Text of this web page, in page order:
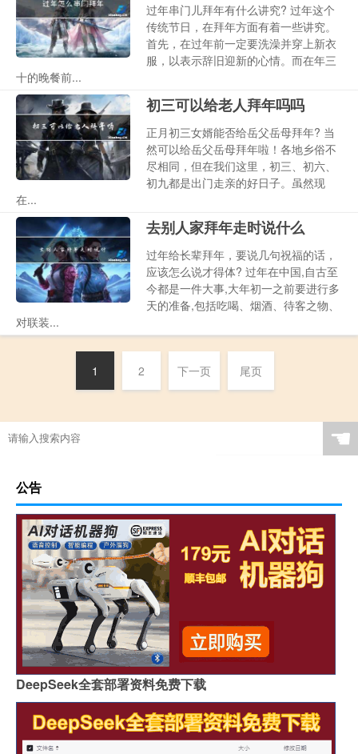
过年串门儿拜年有什么讲究? 过年这个
传统节日，在拜年方面有着一些讲究。
首先，在过年前一定要洗澡并穿上新衣
服，以表示辞旧迎新的心情。而在年三
十的晚餐前...
初三可以给老人拜年吗吗
正月初三女婿能否给岳父岳母拜年? 当
然可以给岳父岳母拜年啦！各地乡俗不
尽相同，但在我们这里，初三、初六、
初九都是出门走亲的好日子。虽然现
在...
去别人家拜年走时说什么
过年给长辈拜年，要说几句祝福的话，
应该怎么说才得体? 过年在中国,自古至
今都是一件大事,大年初一之前要进行多
天的准备,包括吃喝、烟酒、待客之物、
对联装...
1 2 下一页 尾页
☚
公告
DeepSeek全套部署资料免费下载